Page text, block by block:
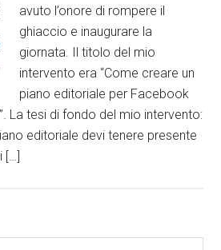
avuto l’onore di rompere il
ghiaccio e inaugurare la
giornata. Il titolo del mio
intervento era “Come creare un
piano editoriale per Facebook
La tesi di fondo del mio intervento:
editoriale devi tenere presente
[…]